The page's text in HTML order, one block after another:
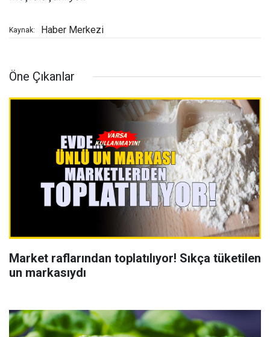
Kaynak: Haber Merkezi
Öne Çıkanlar
Market raflarından toplatılıyor! Sıkça tüketilen
un markasıydı